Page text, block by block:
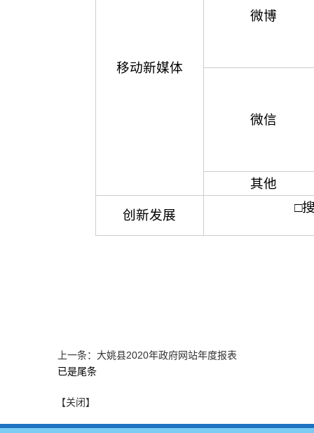
移动新媒体
微博
微信
其他
创新发展
□
上一条：大姚县2020年政府网站年度报表
已是尾条
【关闭】